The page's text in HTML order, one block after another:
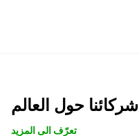
شركائنا حول العالم
تعرّف الى المزيد